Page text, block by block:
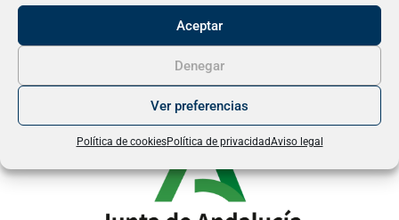
Aceptar
Denegar
Ver preferencias
Política de cookiesPolítica de privacidadAviso legal